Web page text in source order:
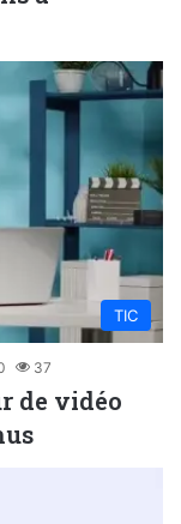
TIC
37
de vidéo